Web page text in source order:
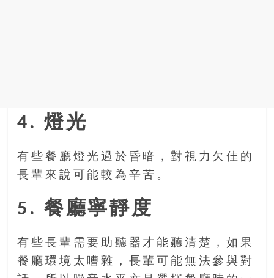
4. 燈光
有些餐廳燈光過於昏暗，對視力欠佳的
長輩來說可能較為辛苦。
5. 餐廳寧靜度
有些長輩需要助聽器才能聽清楚，如果
餐廳環境太嘈雜，長輩可能無法參與對